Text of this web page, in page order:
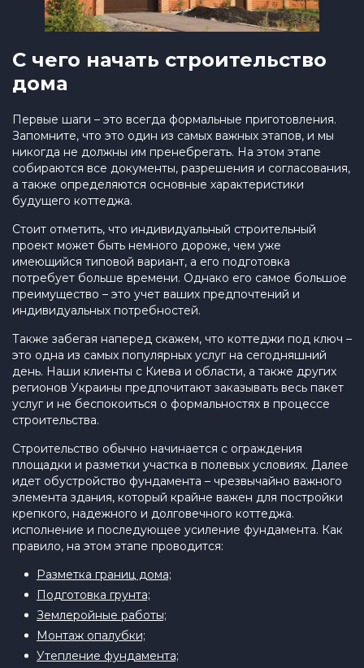
С чего начать строительство
дома
Первые шаги – это всегда формальные приготовления.
Запомните, что это один из самых важных этапов, и мы
никогда не должны им пренебрегать. На этом этапе
собираются все документы, разрешения и согласования,
а также определяются основные характеристики
будущего коттеджа.
Стоит отметить, что индивидуальный строительный
проект может быть немного дороже, чем уже
имеющийся типовой вариант, а его подготовка
потребует больше времени. Однако его самое большое
преимущество – это учет ваших предпочтений и
индивидуальных потребностей.
Также забегая наперед скажем, что коттеджи под ключ –
это одна из самых популярных услуг на сегодняшний
день. Наши клиенты с Киева и области, а также других
регионов Украины предпочитают заказывать весь пакет
услуг и не беспокоиться о формальностях в процессе
строительства.
Строительство обычно начинается с ограждения
площадки и разметки участка в полевых условиях. Далее
идет обустройство фундамента – чрезвычайно важного
элемента здания, который крайне важен для постройки
крепкого, надежного и долговечного коттеджа.
исполнение и последующее усиление фундамента. Как
правило, на этом этапе проводится:
Разметка границ дома;
Подготовка грунта;
Землеройные работы;
Монтаж опалубки;
Утепление фундамента;